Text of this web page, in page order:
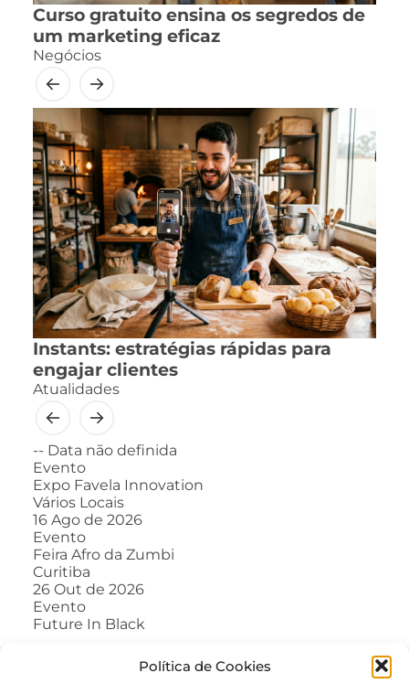
Política de Cookies
Curso gratuito ensina os segredos de
um marketing eficaz
Negócios
Instants: estratégias rápidas para
engajar clientes
Atualidades
-- Data não definida
Evento
Expo Favela Innovation
Vários Locais
16 Ago de 2026
Evento
Feira Afro da Zumbi
Curitiba
26 Out de 2026
Evento
Future In Black